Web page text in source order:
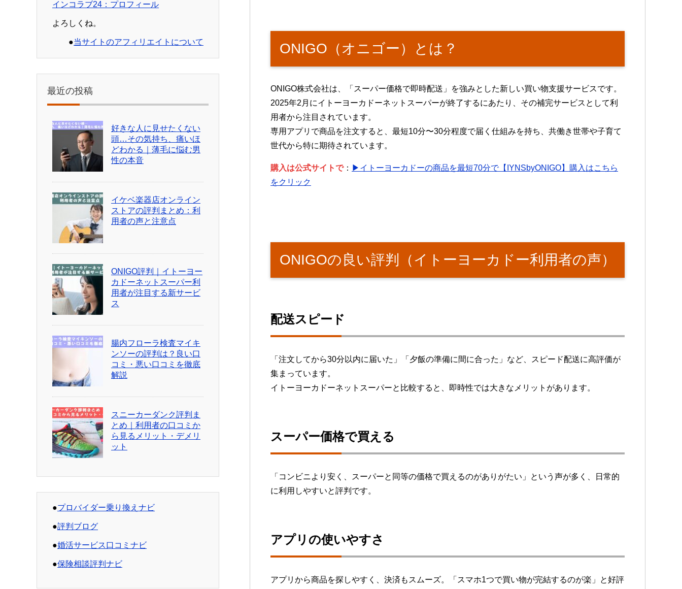
ONIGO（オニゴー）とは？
ONIGO株式会社は、「スーパー価格で即時配送」を強みとした新しい買い物支援サービスです。
2025年2月にイトーヨーカドーネットスーパーが終了するにあたり、その補完サービスとして利
用者から注目されています。
専用アプリで商品を注文すると、最短10分〜30分程度で届く仕組みを持ち、共働き世帯や子育て
世代から特に期待されています。
購入は公式サイトで： ▶イトーヨーカドーの商品を最短70分で【IYNSbyONIGO】購入はこちら
をクリック
ONIGOの良い評判（イトーヨーカドー利用者の声）
配送スピード
「注文してから30分以内に届いた」「夕飯の準備に間に合った」など、スピード配送に高評価が
集まっています。
イトーヨーカドーネットスーパーと比較すると、即時性では大きなメリットがあります。
スーパー価格で買える
「コンビニより安く、スーパーと同等の価格で買えるのがありがたい」という声が多く、日常的
に利用しやすいと評判です。
アプリの使いやすさ
アプリから商品を探しやすく、決済もスムーズ。「スマホ1つで買い物が完結するのが楽」と好評
インコラブ24：プロフィール
よろしくね。
●当サイトのアフィリエイトについて
最近の投稿
好きな人に見せたくない
頭…その気持ち、痛いほ
どわかる｜薄毛に悩む男
性の本音
イケベ楽器店オンライン
ストアの評判まとめ：利
用者の声と注意点
ONIGO評判｜イトーヨー
カドーネットスーパー利
用者が注目する新サービ
ス
腸内フローラ検査マイキ
ンソーの評判は？良い口
コミ・悪い口コミを徹底
解説
スニーカーダンク評判ま
とめ｜利用者の口コミか
ら見るメリット・デメリ
ット
●プロバイダー乗り換えナビ
●評判ブログ
●婚活サービス口コミナビ
●保険相談評判ナビ